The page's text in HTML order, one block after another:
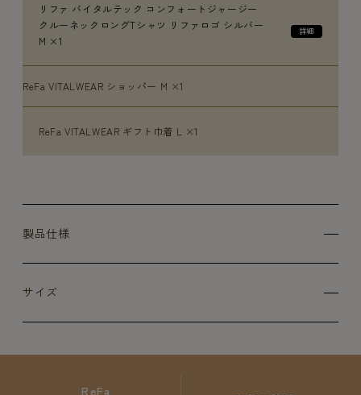
リファ バイタルテック コンフォートジャージー
クルーネックロングTシャツ リファロゴ シルバー
M ×1
ReFa VITALWEAR ショッパー M ×1
ReFa VITALWEAR ギフト巾着 L ×1
製品仕様
サイズ
ReFa